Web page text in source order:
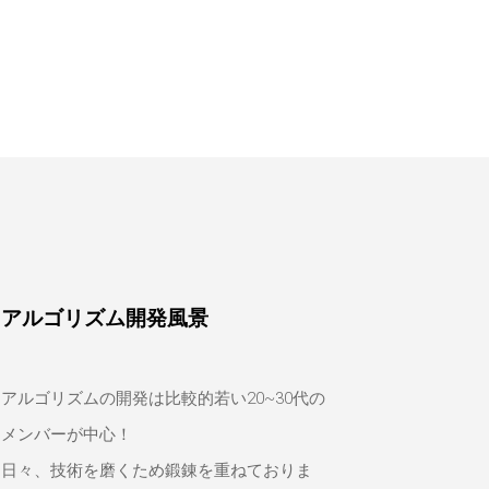
アルゴリズム開発風景
アルゴリズムの開発は比較的若い20~30代の
メンバーが中心！
日々、技術を磨くため鍛錬を重ねておりま